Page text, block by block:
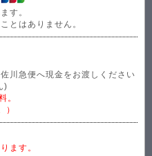
す。
とはありません。
川急便へ現金をお渡しください
)
。
）
ます。